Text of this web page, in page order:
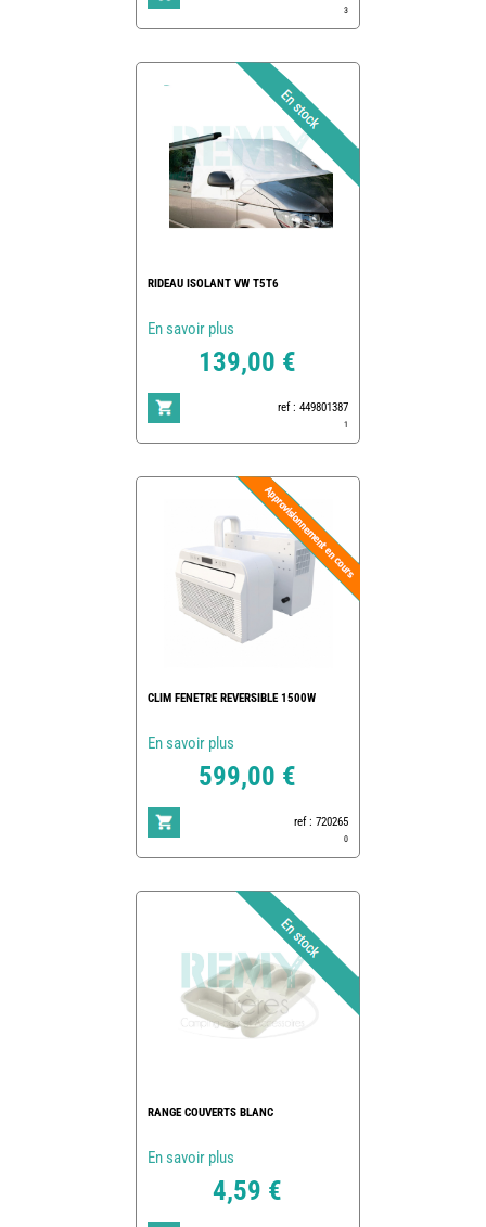
3
RIDEAU ISOLANT VW T5T6
En savoir plus
139,00 €
ref : 449801387
1
CLIM FENETRE REVERSIBLE 1500W
En savoir plus
599,00 €
ref : 720265
0
RANGE COUVERTS BLANC
En savoir plus
4,59 €